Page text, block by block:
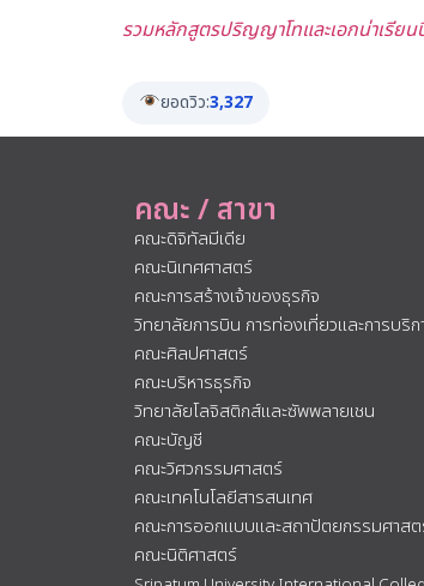
รวมหลักสูตรปริญญาโทและเอกน่าเรีย
ยอดวิว:3,327
คณะ / สาขา
คณะดิจิทัลมีเดีย
คณะนิเทศศาสตร์
คณะการสร้างเจ้าของธุรกิจ
วิทยาลัยการบิน การท่องเที่ยวและการบริก
คณะศิลปศาสตร์
คณะบริหารธุรกิจ
วิทยาลัยโลจิสติกส์และซัพพลายเชน
คณะบัญชี
คณะวิศวกรรมศาสตร์
คณะเทคโนโลยีสารสนเทศ
คณะการออกแบบและสถาปัตยกรรมศาส
คณะนิติศาสตร์